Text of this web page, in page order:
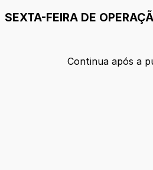
SEXTA-FEIRA DE
Continua após a